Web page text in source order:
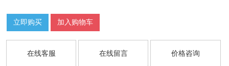
立即购买 加入购物车
在线客服 在线留言 价格咨询